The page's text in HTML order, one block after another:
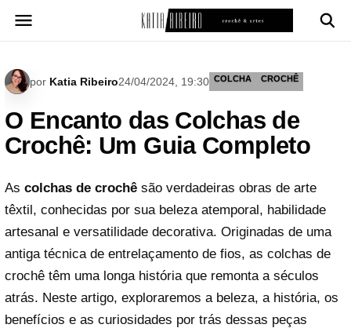
para
por Katia Ribeiro24/04/2024, 19:30 COLCHA CROCHÊ
O Encanto das Colchas de
Crochê: Um Guia Completo
As colchas de crochê são verdadeiras obras de arte
têxtil, conhecidas por sua beleza atemporal, habilidade
artesanal e versatilidade decorativa. Originadas de uma
antiga técnica de entrelaçamento de fios, as colchas de
crochê têm uma longa história que remonta a séculos
atrás. Neste artigo, exploraremos a beleza, a história, os
benefícios e as curiosidades por trás dessas peças